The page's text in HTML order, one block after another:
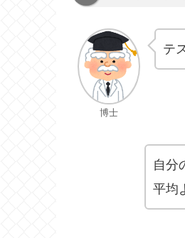
博士
テ
自分
平均